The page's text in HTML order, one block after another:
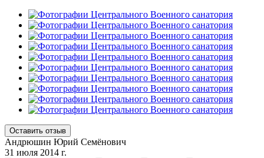
Оставить отзыв
Андрюшин Юрий Семёнович
31 июля 2014 г.